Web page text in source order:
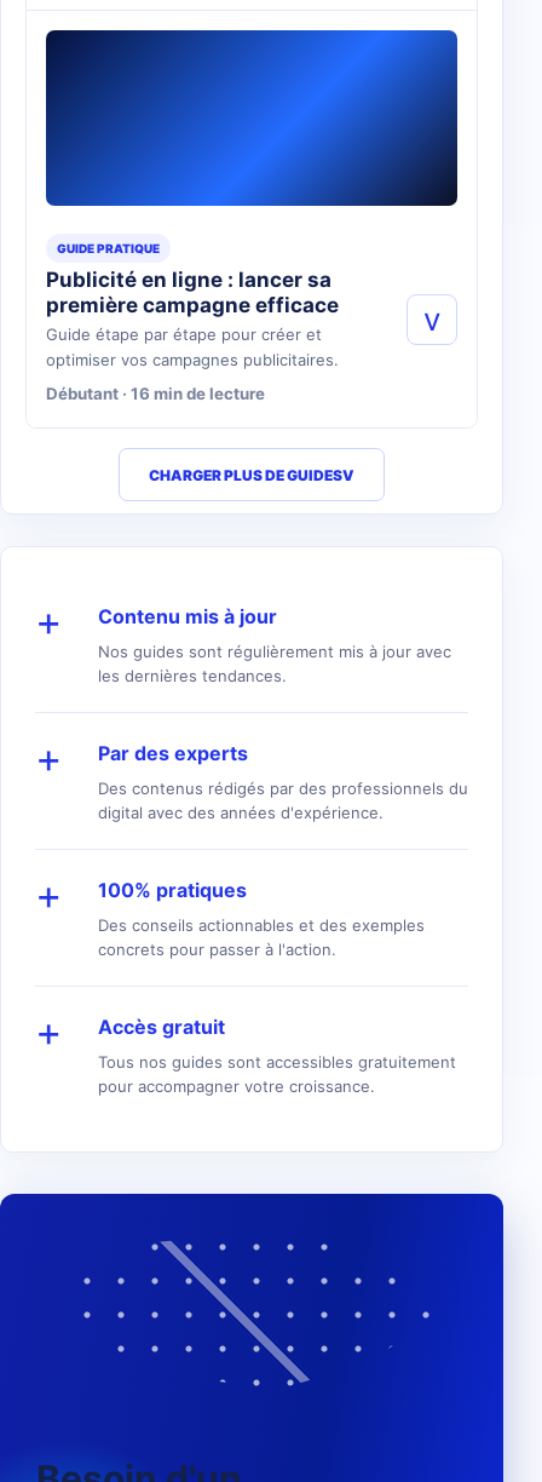
GUIDE PRATIQUE
Publicité en ligne : lancer sa
première campagne efficace
Guide étape par étape pour créer et
optimiser vos campagnes publicitaires.
Débutant · 16 min de lecture
v
CHARGER PLUS DE GUIDESV
+ Contenu mis à jour
Nos guides sont régulièrement mis à jour avec
les dernières tendances.
+ Par des experts
Des contenus rédigés par des professionnels du
digital avec des années d'expérience.
+ 100% pratiques
Des conseils actionnables et des exemples
concrets pour passer à l'action.
+ Accès gratuit
Tous nos guides sont accessibles gratuitement
pour accompagner votre croissance.